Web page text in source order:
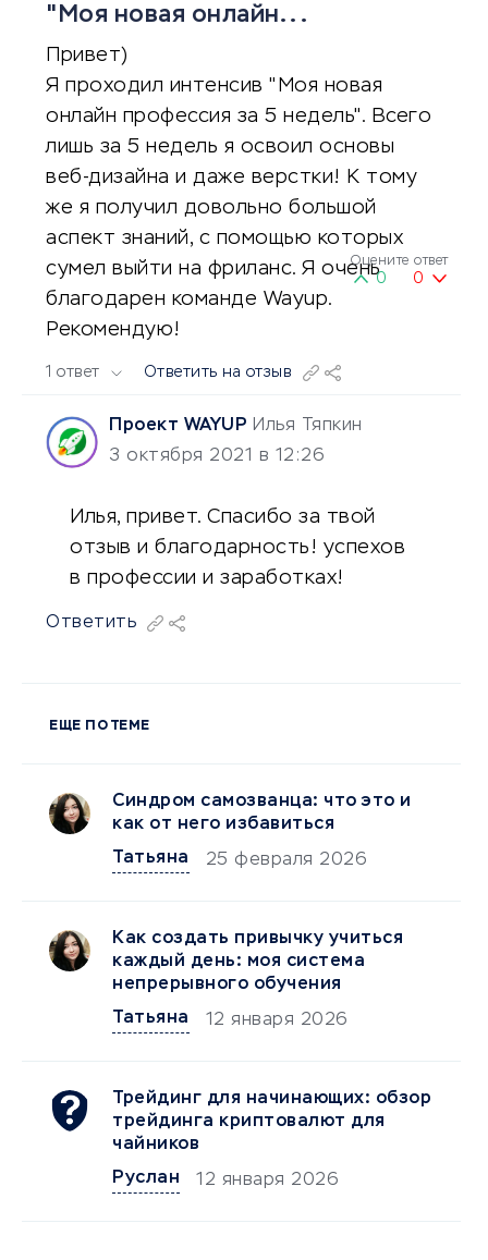
"Моя новая онлайн...
Привет)
Я проходил интенсив "Моя новая
онлайн профессия за 5 недель". Всего
лишь за 5 недель я освоил основы
веб-дизайна и даже верстки! К тому
же я получил довольно большой
аспект знаний, с помощью которых
сумел выйти на фриланс. Я очень
благодарен команде Wayup.
Рекомендую!
1 ответ Ответить на отзыв
Проект WAYUP Илья Тяпкин
3 октября 2021 в 12:26
Оцените ответ
0 0
Илья, привет. Спасибо за твой
отзыв и благодарность! успехов
в профессии и заработках!
Ответить
ЕЩЕ ПО ТЕМЕ
Синдром самозванца: что это и
как от него избавиться
Татьяна
25 февраля 2026
Как создать привычку учиться
каждый день: моя система
непрерывного обучения
Татьяна
12 января 2026
Трейдинг для начинающих: обзор
трейдинга криптовалют для
чайников
Руслан
12 января 2026